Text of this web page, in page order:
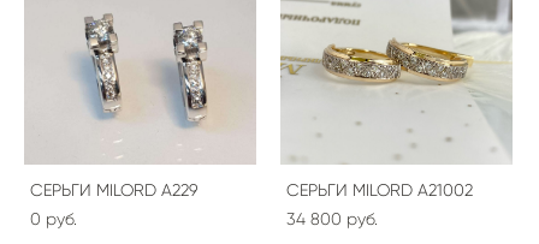
СЕРЬГИ MILORD A229
0 pуб.
СЕРЬГИ MILORD A21002
34 800 pуб.